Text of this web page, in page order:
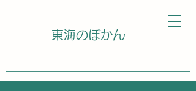
東海のぼかん